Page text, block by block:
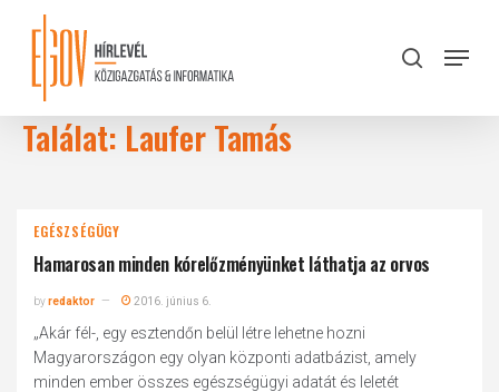
content
search
Menu
Találat: Laufer Tamás
EGÉSZSÉGÜGY
Hamarosan minden kórelőzményünket láthatja az orvos
byredaktor 2016. június 6.
„Akár fél-, egy esztendőn belül létre lehetne hozni
Magyarországon egy olyan központi adatbázist, amely
minden ember összes egészségügyi adatát és leletét
Close